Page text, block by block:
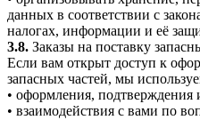
данных в соответствии с
налогах, информации и её
3.8. Заказы на поставку
Если вам открыт доступ к
запасных частей, мы
• оформления, подтверждения
• взаимодействия с вами по